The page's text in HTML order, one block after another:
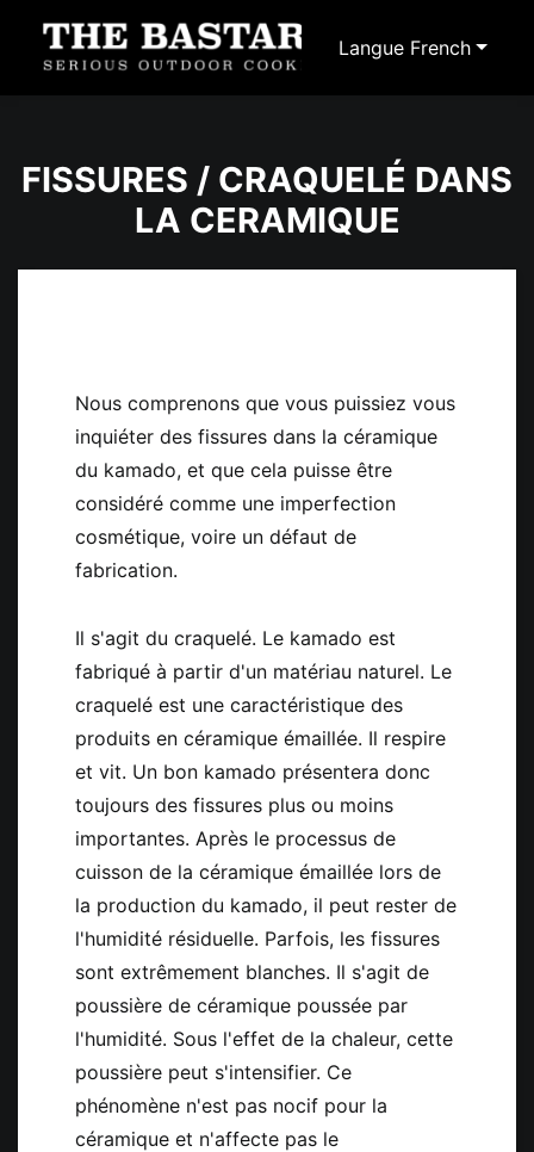
FISSURES / CRAQUELÉ DANS
LA CERAMIQUE
Nous comprenons que vous puissiez vous
inquiéter des fissures dans la céramique
du kamado, et que cela puisse être
considéré comme une imperfection
cosmétique, voire un défaut de
fabrication.
Il s'agit du craquelé. Le kamado est
fabriqué à partir d'un matériau naturel. Le
craquelé est une caractéristique des
produits en céramique émaillée. Il respire
et vit. Un bon kamado présentera donc
toujours des fissures plus ou moins
importantes. Après le processus de
cuisson de la céramique émaillée lors de
la production du kamado, il peut rester de
l'humidité résiduelle. Parfois, les fissures
sont extrêmement blanches. Il s'agit de
poussière de céramique poussée par
l'humidité. Sous l'effet de la chaleur, cette
poussière peut s'intensifier. Ce
phénomène n'est pas nocif pour la
céramique et n'affecte pas le
Langue French